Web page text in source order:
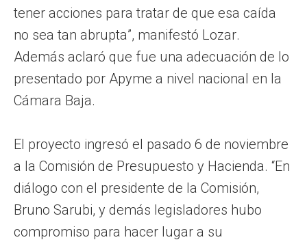
tener acciones para tratar de que esa caída
no sea tan abrupta”, manifestó Lozar.
Además aclaró que fue una adecuación de lo
presentado por Apyme a nivel nacional en la
Cámara Baja.
El proyecto ingresó el pasado 6 de noviembre
a la Comisión de Presupuesto y Hacienda. “En
diálogo con el presidente de la Comisión,
Bruno Sarubi, y demás legisladores hubo
compromiso para hacer lugar a su